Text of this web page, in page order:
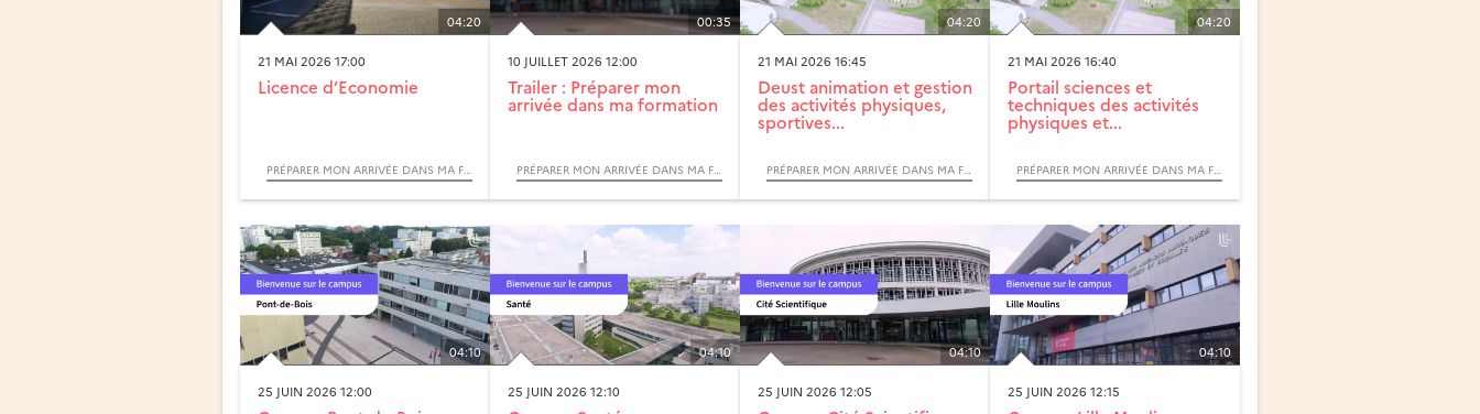
04:20
21 MAI 2026 17:00
Licence d’Economie
PRÉPARER MON ARRIVÉE DANS MA FORMATION
00:35
10 JUILLET 2026 12:00
Trailer : Préparer mon
arrivée dans ma formation
PRÉPARER MON ARRIVÉE DANS MA FORMATION
04:20
21 MAI 2026 16:45
Deust animation et gestion
des activités physiques,
sportives...
PRÉPARER MON ARRIVÉE DANS MA FORMATION
04:20
21 MAI 2026 16:40
Portail sciences et
techniques des activités
physiques et...
PRÉPARER MON ARRIVÉE DANS MA FORMATION
04:10
25 JUIN 2026 12:00
04:10
25 JUIN 2026 12:10
04:10
25 JUIN 2026 12:05
04:10
25 JUIN 2026 12:15